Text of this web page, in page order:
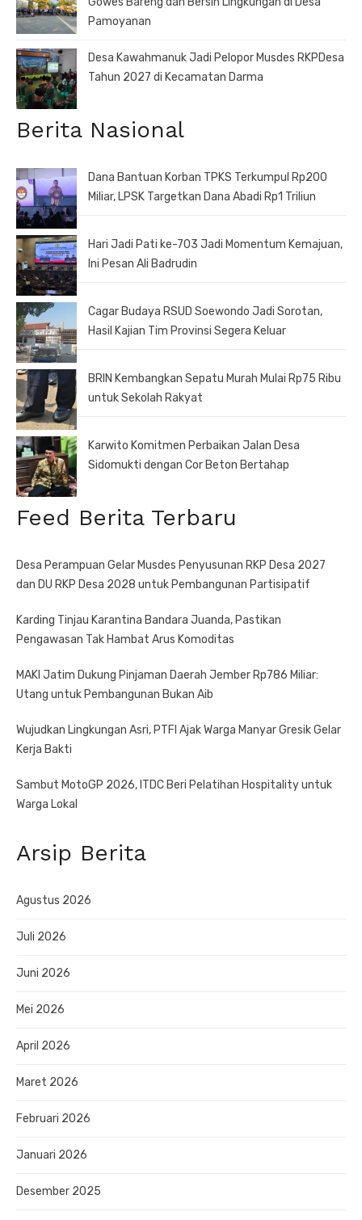
Pamoyanan
Desa Kawahmanuk Jadi Pelopor Musdes RKPDesa
Tahun 2027 di Kecamatan Darma
Berita Nasional
Dana Bantuan Korban TPKS Terkumpul Rp200
Miliar, LPSK Targetkan Dana Abadi Rp1 Triliun
Hari Jadi Pati ke-703 Jadi Momentum Kemajuan,
Ini Pesan Ali Badrudin
Cagar Budaya RSUD Soewondo Jadi Sorotan,
Hasil Kajian Tim Provinsi Segera Keluar
BRIN Kembangkan Sepatu Murah Mulai Rp75 Ribu
untuk Sekolah Rakyat
Karwito Komitmen Perbaikan Jalan Desa
Sidomukti dengan Cor Beton Bertahap
Feed Berita Terbaru
Desa Perampuan Gelar Musdes Penyusunan RKP Desa 2027
dan DU RKP Desa 2028 untuk Pembangunan Partisipatif
Karding Tinjau Karantina Bandara Juanda, Pastikan
Pengawasan Tak Hambat Arus Komoditas
MAKI Jatim Dukung Pinjaman Daerah Jember Rp786 Miliar:
Utang untuk Pembangunan Bukan Aib
Wujudkan Lingkungan Asri, PTFI Ajak Warga Manyar Gresik Gelar
Kerja Bakti
Sambut MotoGP 2026, ITDC Beri Pelatihan Hospitality untuk
Warga Lokal
Arsip Berita
Agustus 2026
Juli 2026
Juni 2026
Mei 2026
April 2026
Maret 2026
Februari 2026
Januari 2026
Desember 2025